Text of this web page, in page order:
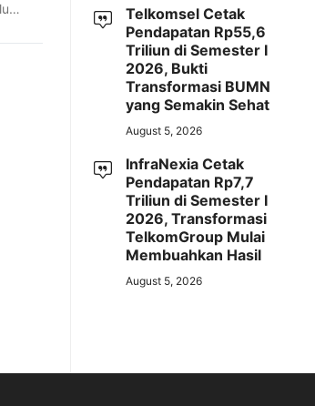
Telkomsel Cetak
Pendapatan Rp55,6
Triliun di Semester I
2026, Bukti
Transformasi BUMN
yang Semakin Sehat
August 5, 2026
InfraNexia Cetak
Pendapatan Rp7,7
Triliun di Semester I
2026, Transformasi
TelkomGroup Mulai
Membuahkan Hasil
August 5, 2026